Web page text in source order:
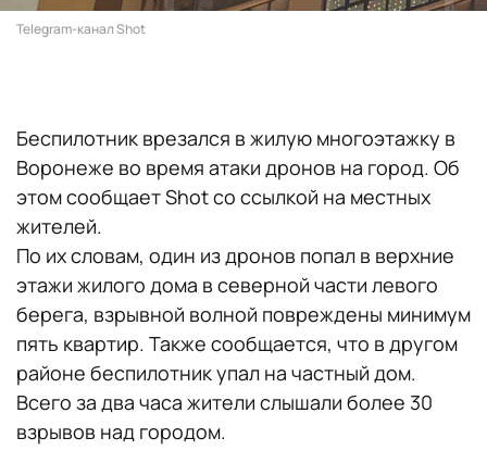
Telegram-канал Shot
Беспилотник врезался в жилую многоэтажку в
Воронеже во время атаки дронов на город. Об
этом сообщает Shot со ссылкой на местных
жителей.
По их словам, один из дронов попал в верхние
этажи жилого дома в северной части левого
берега, взрывной волной повреждены минимум
пять квартир. Также сообщается, что в другом
районе беспилотник упал на частный дом.
Всего за два часа жители слышали более 30
взрывов над городом.